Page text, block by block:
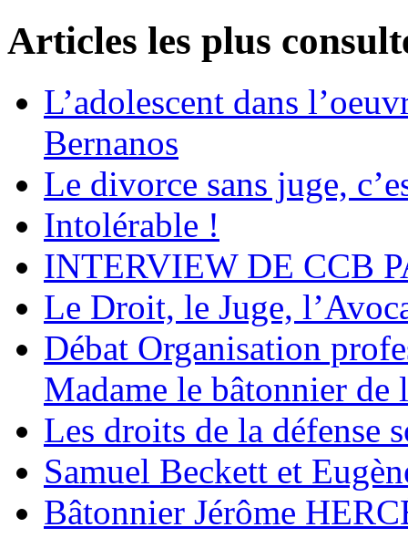
Articles les plus
L’adolescent dans
Bernanos
Le divorce sans juge,
Intolérable !
INTERVIEW DE CCB
Le Droit, le Juge,
Débat Organisation
Madame le bâtonnier de
Les droits de la défense
Samuel Beckett et
Bâtonnier Jérôme